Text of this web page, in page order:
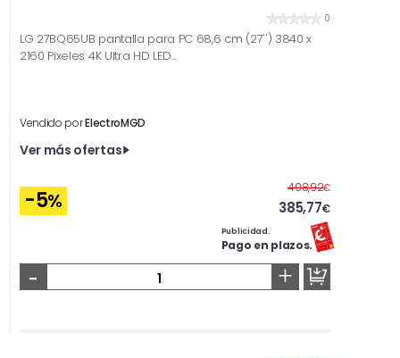
0
LG 27BQ65UB pantalla para PC 68,6 cm (27'') 3840 x
2160 Pixeles 4K Ultra HD LED...
Vendido porElectroMGD
Ver más ofertas
-5%
408,92€Antes
385,77€
Publicidad.
Pago en plazos.
- +